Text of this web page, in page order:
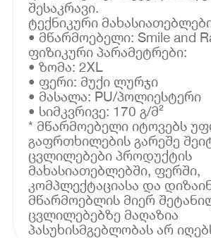
შესაკრავი.
ტექნიკური
• მწარმოებელი: Smile and
ფიზიკური პარამეტრები:
• ზომა: 2XL
• ფერი: მუქი ლურჯი
• მასალა: PU/პოლიესტერი
• სიმკვრივე: 170 გ/მ²
* მწარმოებელი იტოვებს
გაფრთხილების გარეშე
ცვლილებები პროდუქტის
მახასიათებლებში, ფერში,
კომპლექტაციასა და
მწარმოებლის მიერ
ცვლილებებზე მაღაზია
პასუხისმგებლობას არ